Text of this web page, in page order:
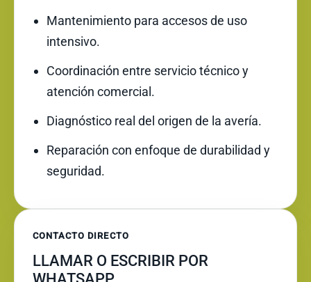
Mantenimiento para accesos de uso
intensivo.
Coordinación entre servicio técnico y
atención comercial.
Diagnóstico real del origen de la avería.
Reparación con enfoque de durabilidad y
seguridad.
CONTACTO DIRECTO
LLAMAR O ESCRIBIR POR